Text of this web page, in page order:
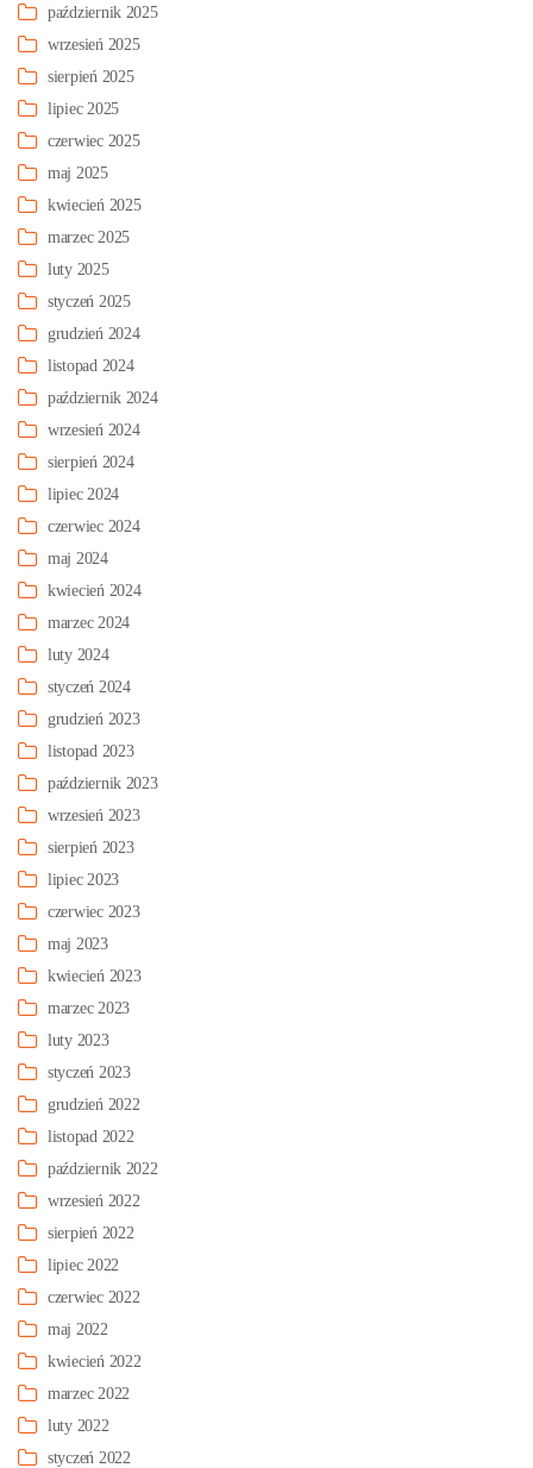
październik 2025
wrzesień 2025
sierpień 2025
lipiec 2025
czerwiec 2025
maj 2025
kwiecień 2025
marzec 2025
luty 2025
styczeń 2025
grudzień 2024
listopad 2024
październik 2024
wrzesień 2024
sierpień 2024
lipiec 2024
czerwiec 2024
maj 2024
kwiecień 2024
marzec 2024
luty 2024
styczeń 2024
grudzień 2023
listopad 2023
październik 2023
wrzesień 2023
sierpień 2023
lipiec 2023
czerwiec 2023
maj 2023
kwiecień 2023
marzec 2023
luty 2023
styczeń 2023
grudzień 2022
listopad 2022
październik 2022
wrzesień 2022
sierpień 2022
lipiec 2022
czerwiec 2022
maj 2022
kwiecień 2022
marzec 2022
luty 2022
styczeń 2022